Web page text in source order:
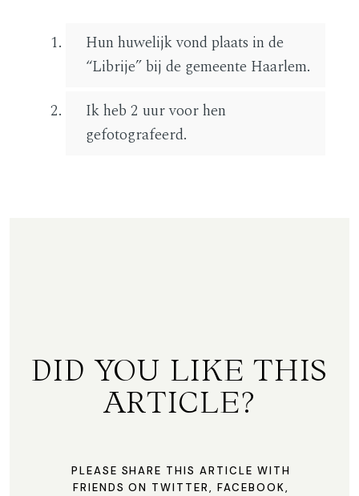
Hun huwelijk vond plaats in de
“Librije” bij de gemeente Haarlem.
Ik heb 2 uur voor hen
gefotografeerd.
DID YOU LIKE THIS
ARTICLE?
PLEASE SHARE THIS ARTICLE WITH
FRIENDS ON TWITTER, FACEBOOK,